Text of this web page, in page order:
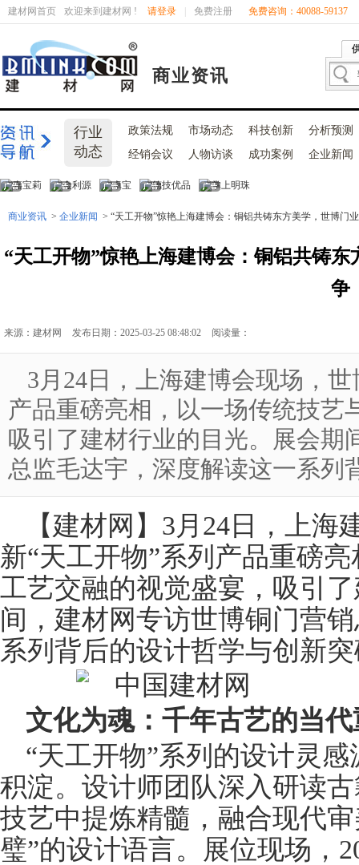
建材网首页 欢迎来到建材网 ! 请登录 免费注册 免费咨询：40088-59137
商业资讯
行业
动态
政策法规 市场动态 科技创新
分析预测
经销会议
人物访谈 成功案例 企业新闻
商业资讯 > 企业新闻 > “天工开物”惊艳上海建博会：铜铝共铸东方美学，世博门
“天工开物”惊艳上海建博会：铜铝共铸
争
来源：建材网 发布日期：2025-03-25 08:48:02 阅读量：
3月24日，上海建博会现场，
产品重磅亮相，以一场传统技艺
吸引了建材行业的目光。展会期
总监毛达宇，深度解读这一系列
【建材网 】3月24日，上海
新“天工开物”系列产品重磅
工艺交融的视觉盛宴，吸引
间，建材网专访世博铜门营销
系列背后的设计哲学与创新
文化为魂：千年古艺的当
“天工开物”系列的设计灵
积淀。设计师团队深入研读
技艺中提炼精髓，融合现代
璧”的设计语言。展位现场，